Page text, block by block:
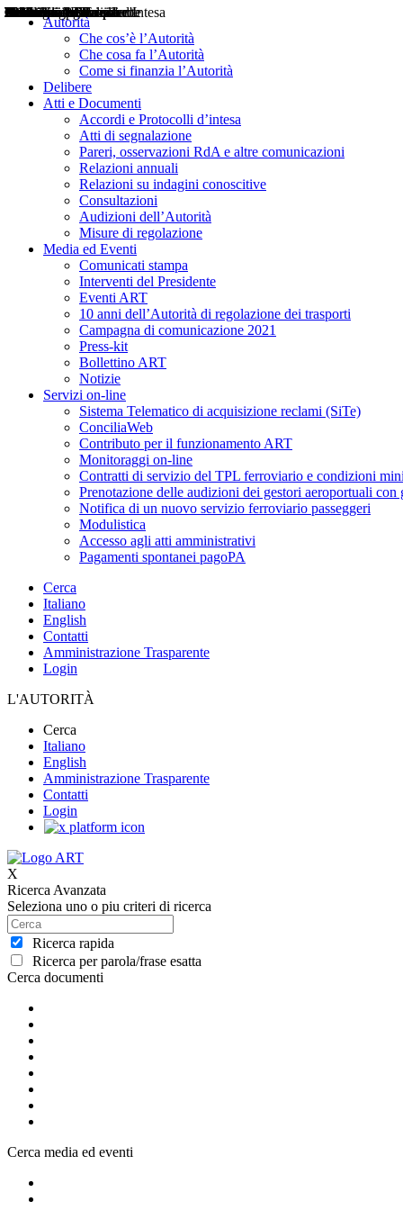
Autorità
Che cos’è l’Autorità
Che cosa fa l’Autorità
Come si finanzia l’Autorità
Delibere
Atti e Documenti
Accordi e Protocolli d’intesa
Atti di segnalazione
Pareri, osservazioni RdA e altre comunicazioni
Relazioni annuali
Relazioni su indagini conoscitive
Consultazioni
Audizioni dell’Autorità
Misure di regolazione
Media ed Eventi
Comunicati stampa
Interventi del Presidente
Eventi ART
10 anni dell’Autorità di regolazione dei trasporti
Campagna di comunicazione 2021
Press-kit
Bollettino ART
Notizie
Servizi on-line
Sistema Telematico di acquisizione reclami (SiTe)
ConciliaWeb
Contributo per il funzionamento ART
Monitoraggi on-line
Contratti di servizio del TPL ferroviario e condizioni
Prenotazione delle audizioni dei gestori aeroportuali con
Notifica di un nuovo servizio ferroviario passeggeri
Modulistica
Accesso agli atti amministrativi
Pagamenti spontanei pagoPA
Cerca
Italiano
English
Contatti
Amministrazione Trasparente
Login
L'AUTORITÀ
Cerca
Italiano
English
Amministrazione Trasparente
Contatti
Login
X
Ricerca Avanzata
Seleziona uno o piu criteri di ricerca
Ricerca rapida
Ricerca per parola/frase esatta
Cerca documenti
Delibere
Pareri
Consultazioni
Audizioni
Atti di Segnalazione
Accordi e Protocolli d'Intesa
Relazioni annuali
Misure di regolazione
Cerca media ed eventi
Notizie
Comunicati Stampa
Bollettini ART
Convegni ART
Interviste del Presidente
Articoli in primo piano
Interventi del Presidente
2004
2005
2010
2013
2014
2015
2016
2017
2018
2019
202
2020
2021
2022
2023
2024
2025
2026
Aereo
Marittimo
Terrestre